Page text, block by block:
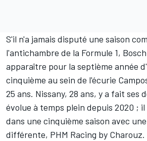
S'il n'a jamais disputé une saison
l'antichambre de la Formule 1,
apparaître pour la septième année
cinquième au sein de l'écurie
25 ans. Nissany, 28 ans, y a fait ses
évolue à temps plein depuis 2020 ;
dans une cinquième saison avec
différente, PHM Racing by Charouz.